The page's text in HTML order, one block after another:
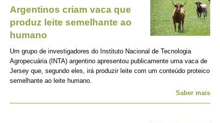
Argentinos criam vaca que
produz leite semelhante ao
humano
Um grupo de investigadores do Instituto Nacional de Tecnologia
Agropecuária (INTA) argentino apresentou publicamente uma vaca de
Jersey que, segundo eles, irá produzir leite com um conteúdo proteico
semelhante ao leite humano.
Saber mais